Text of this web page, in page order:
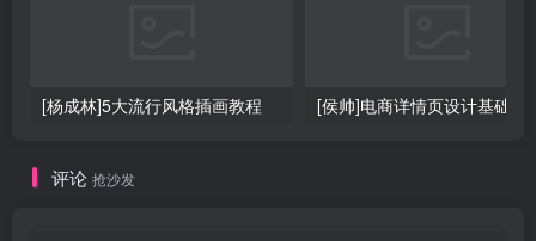
[杨成林]5大流行风格插画教程 [侯帅]电商详情页设计基础
评论 抢沙发